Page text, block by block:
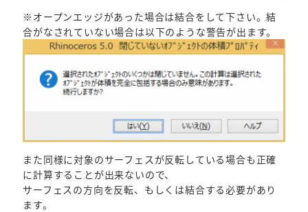
※オープンエッジがあった場合は結合をして下さい。結
合がなされていない場合は以下のような警告が出ます。
また同様に対象のサーフェスが反転している場合も正確
に計算することが出来ないので、
サーフェスの方向を反転、もしくは結合する必要があり
ます。